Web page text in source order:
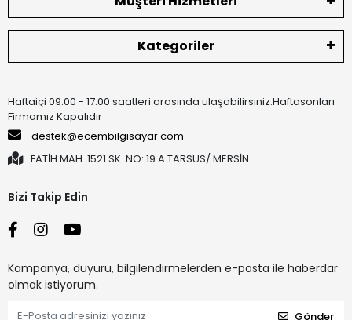
Kategoriler
Haftaiçi 09:00 - 17:00 saatleri arasında ulaşabilirsiniz.Haftasonları
Firmamız Kapalıdır
destek@ecembilgisayar.com
FATİH MAH. 1521 SK. NO: 19 A TARSUS/ MERSİN
Bizi Takip Edin
Kampanya, duyuru, bilgilendirmelerden e-posta ile haberdar
olmak istiyorum.
Gönder